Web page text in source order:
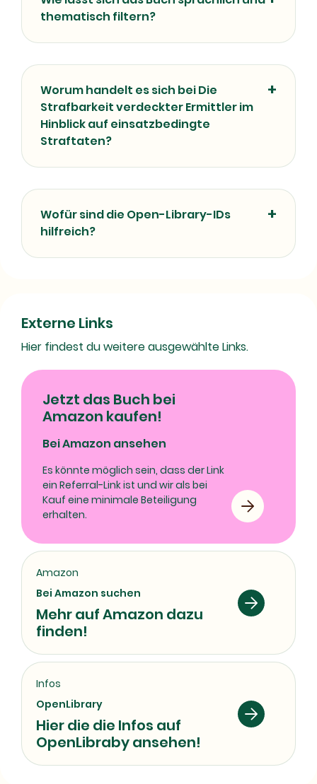
thematisch filtern?
Worum handelt es sich bei Die
Strafbarkeit verdeckter Ermittler im
Hinblick auf einsatzbedingte
Straftaten?
Wofür sind die Open-Library-IDs
hilfreich?
Externe Links
Hier findest du weitere ausgewählte Links.
Jetzt das Buch bei
Amazon kaufen!
Bei Amazon ansehen
Es könnte möglich sein, dass der Link
ein Referral-Link ist und wir als bei
Kauf eine minimale Beteiligung
erhalten.
Amazon
Bei Amazon suchen
Mehr auf Amazon dazu
finden!
Infos
OpenLibrary
Hier die die Infos auf
OpenLibraby ansehen!